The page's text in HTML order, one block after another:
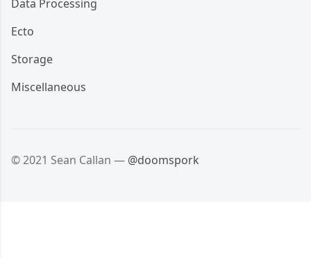
Data Processing
Ecto
Storage
Miscellaneous
© 2021 Sean Callan — @doomspork